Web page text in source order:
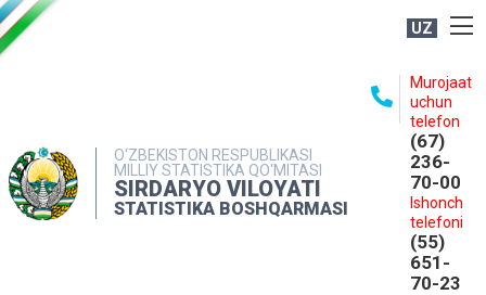
UZ
O‘ZBEKISTON RESPUBLIKASI
MILLIY STATISTIKA QO‘MITASI
SIRDARYO VILOYATI
STATISTIKA BOSHQARMASI
Murojaat
uchun
telefon
(67)
236-
70-00
Ishonch
telefoni
(55)
651-
70-23
NASHRLAR
INTERAKTIV XIZMATLAR
MATBUOT XIZMATI